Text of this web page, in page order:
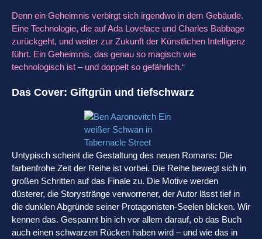
Denn ein Geheimnis verbirgt sich irgendwo in dem Gebäude.
Eine Technologie, die auf Ada Lovelace und Charles Babbage
zurückgeht, und weiter zur Zukunft der Künstlichen Intelligenz
führt. Ein Geheimnis, das genau so magisch wie
technologisch ist – und doppelt so gefährlich.“
Das Cover: Giftgrün und tiefschwarz
Untypisch scheint die Gestaltung des neuen Romans: Die
farbenfrohe Zeit der Reihe ist vorbei. Die Reihe bewegt sich in
großen Schritten auf das Finale zu. Die Motive werden
düsterer, die Storystränge verworrener, der Autor lässt tief in
die dunklen Abgründe seiner Protagonisten-Seelen blicken. Wir
kennen das. Gespannt bin ich vor allem darauf, ob das Buch
auch einen schwarzen Rücken haben wird – und wie das in